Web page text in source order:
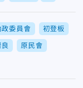
政委員會 初登板
原民會